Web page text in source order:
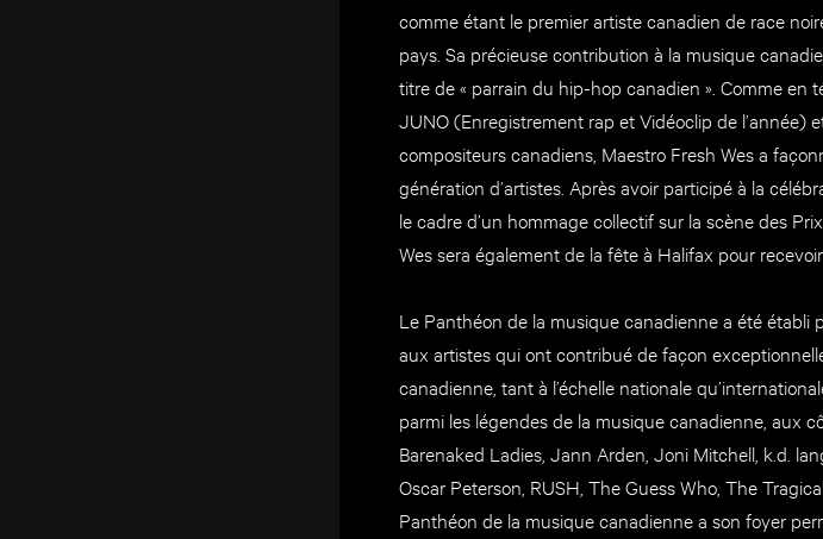
comme étant le premier artiste canadien de race
pays. Sa précieuse contribution à la musique
titre de « parrain du hip-hop canadien ». Comme en
JUNO (Enregistrement rap et Vidéoclip de l’année)
compositeurs canadiens, Maestro Fresh Wes a
génération d’artistes. Après avoir participé à la
le cadre d’un hommage collectif sur la scène des
Wes sera également de la fête à Halifax pour
Le Panthéon de la musique canadienne a été établi
aux artistes qui ont contribué de façon
canadienne, tant à l’échelle nationale
parmi les légendes de la musique canadienne, aux
Barenaked Ladies, Jann Arden, Joni Mitchell, k.d.
Oscar Peterson, RUSH, The Guess Who, The
Panthéon de la musique canadienne a son foyer